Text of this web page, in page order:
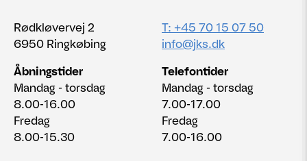
Rødkløvervej 2
6950 Ringkøbing
Åbningstider
Mandag - torsdag
8.00-16.00
Fredag
8.00-15.30
T: +45 70 15 07 50
info@jks.dk
Telefontider
Mandag - torsdag
7.00-17.00
Fredag
7.00-16.00